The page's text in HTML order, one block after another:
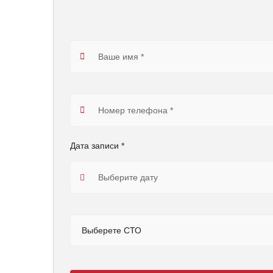
Дата записи *
Выберете СТО